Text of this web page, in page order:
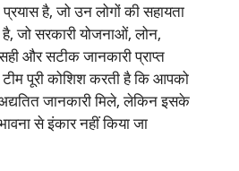
है, जो उन लोगों की सहायता
है, जो सरकारी योजनाओं, लोन,
और सटीक जानकारी प्राप्त
टीम पूरी कोशिश करती है कि आपको
जानकारी मिले, लेकिन इसके
से इंकार नहीं किया जा